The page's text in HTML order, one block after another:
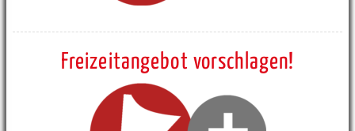
Freizeitangebot vorschlagen!